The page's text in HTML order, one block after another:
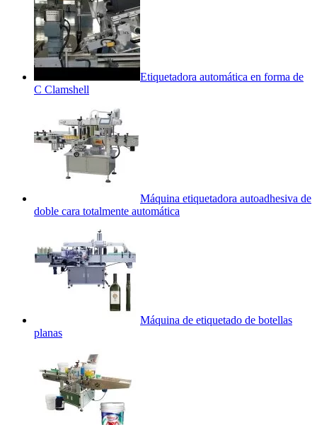
Etiquetadora automática en forma de
C Clamshell
Máquina etiquetadora autoadhesiva de
doble cara totalmente automática
Máquina de etiquetado de botellas
planas